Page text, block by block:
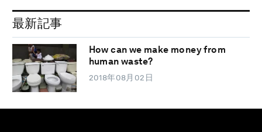
最新記事
How can we make money from
human waste?
2018年08月02日